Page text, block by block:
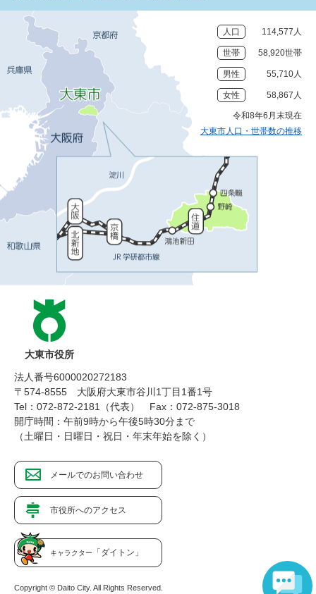
人口 114,577人
世帯 58,920世帯
男性 55,710人
女性 58,867人
令和8年6月末現在
大東市人口・世帯数の推移
大東市役所
法人番号6000020272183
〒574-8555 大阪府大東市谷川1丁目1番1号
Tel：072-872-2181（代表）
Fax：072-875-3018
開庁時間：午前9時から午後5時30分まで
（土曜日・日曜日・祝日・年末年始を除く）
メールでのお問い合わせ
市役所へのアクセス
キャラクター 「ダイトン」
Copyright © Daito City. All Rights Reserved.